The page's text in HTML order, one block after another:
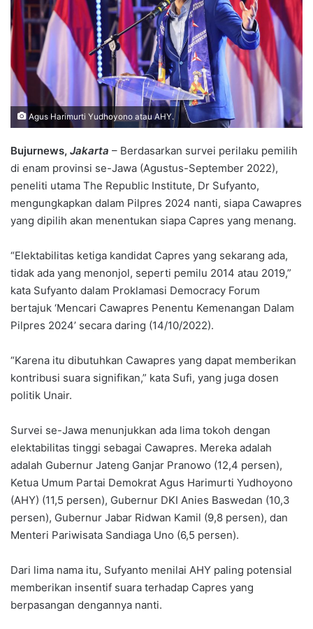
Agus Harimurti Yudhoyono atau AHY.
Bujurnews, Jakarta – Berdasarkan survei perilaku pemilih
di enam provinsi se-Jawa (Agustus-September 2022),
peneliti utama The Republic Institute, Dr Sufyanto,
mengungkapkan dalam Pilpres 2024 nanti, siapa Cawapres
yang dipilih akan menentukan siapa Capres yang menang.
“Elektabilitas ketiga kandidat Capres yang sekarang ada,
tidak ada yang menonjol, seperti pemilu 2014 atau 2019,”
kata Sufyanto dalam Proklamasi Democracy Forum
bertajuk ‘Mencari Cawapres Penentu Kemenangan Dalam
Pilpres 2024’ secara daring (14/10/2022).
“Karena itu dibutuhkan Cawapres yang dapat memberikan
kontribusi suara signifikan,” kata Sufi, yang juga dosen
politik Unair.
Survei se-Jawa menunjukkan ada lima tokoh dengan
elektabilitas tinggi sebagai Cawapres. Mereka adalah
adalah Gubernur Jateng Ganjar Pranowo (12,4 persen),
Ketua Umum Partai Demokrat Agus Harimurti Yudhoyono
(AHY) (11,5 persen), Gubernur DKI Anies Baswedan (10,3
persen), Gubernur Jabar Ridwan Kamil (9,8 persen), dan
Menteri Pariwisata Sandiaga Uno (6,5 persen).
Dari lima nama itu, Sufyanto menilai AHY paling potensial
memberikan insentif suara terhadap Capres yang
berpasangan dengannya nanti.